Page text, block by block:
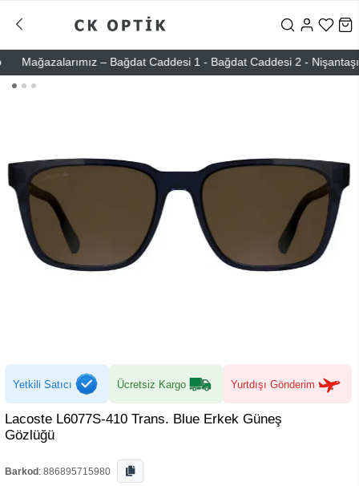
Mağazalarımız – Bağdat Caddesi 1 - Bağdat Caddesi 2 - Nişantaşı –
Yetkili Satıcı Ücretsiz Kargo Yurtdışı Gönderim
Lacoste L6077S-410 Trans. Blue Erkek Güneş
Gözlüğü
Barkod : 886895715980